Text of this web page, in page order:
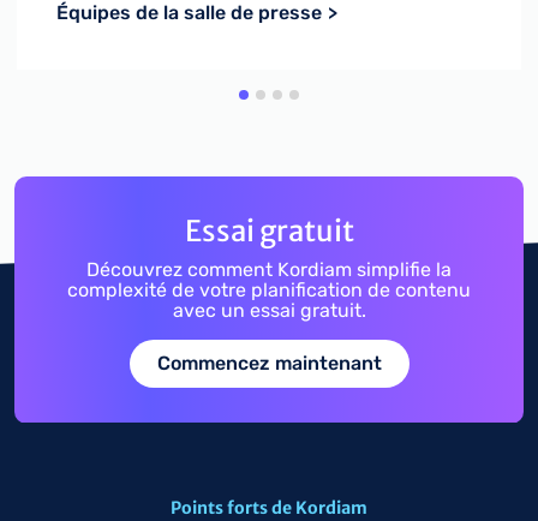
Équipes de la salle de presse
Essai gratuit
Découvrez comment Kordiam simplifie la
complexité de votre planification de contenu
avec un essai gratuit.
Commencez maintenant
Points forts de Kordiam